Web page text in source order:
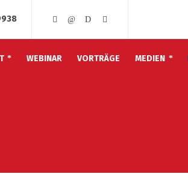
WEBINAR VORTRÄGE MEDIEN